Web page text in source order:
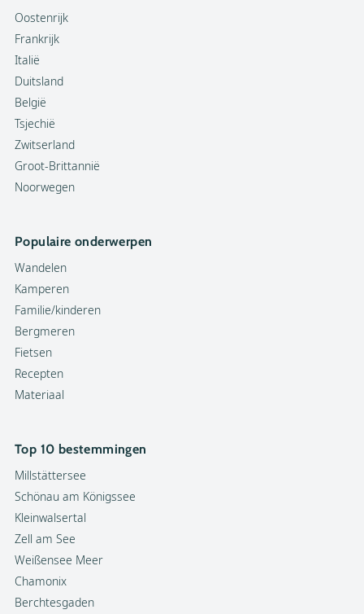
Oostenrijk
Frankrijk
Italië
Duitsland
België
Tsjechië
Zwitserland
Groot-Brittannië
Noorwegen
Populaire onderwerpen
Wandelen
Kamperen
Familie/kinderen
Bergmeren
Fietsen
Recepten
Materiaal
Top 10 bestemmingen
Millstättersee
Schönau am Königssee
Kleinwalsertal
Zell am See
Weißensee Meer
Chamonix
Berchtesgaden